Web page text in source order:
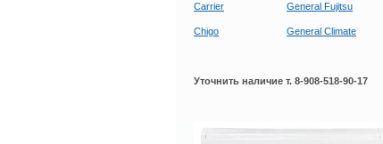
Carrier General Fujitsu
Chigo General Сlimate
Уточнить наличие т. 8-908-518-90-17